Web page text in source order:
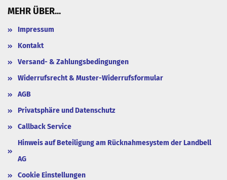
MEHR ÜBER...
Impressum
Kontakt
Versand- & Zahlungsbedingungen
Widerrufsrecht & Muster-Widerrufsformular
AGB
Privatsphäre und Datenschutz
Callback Service
Hinweis auf Beteiligung am Rücknahmesystem der Landbell
AG
Cookie Einstellungen